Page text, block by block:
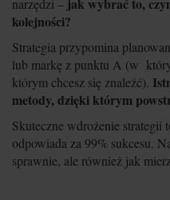
narzędzi –
kolejności?
Strategia przypomina
lub markę z punktu A (w
którym chcesz się znaleźć).
metody, dzięki którym
Skuteczne wdrożenie strategii
odpowiada za 99% sukcesu.
sprawnie, ale również jak